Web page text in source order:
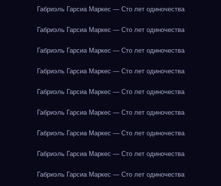
Габриэль Гарсиа Маркес — Сто лет одиночества
Габриэль Гарсиа Маркес — Сто лет одиночества
Габриэль Гарсиа Маркес — Сто лет одиночества
Габриэль Гарсиа Маркес — Сто лет одиночества
Габриэль Гарсиа Маркес — Сто лет одиночества
Габриэль Гарсиа Маркес — Сто лет одиночества
Габриэль Гарсиа Маркес — Сто лет одиночества
Габриэль Гарсиа Маркес — Сто лет одиночества
Габриэль Гарсиа Маркес — Сто лет одиночества